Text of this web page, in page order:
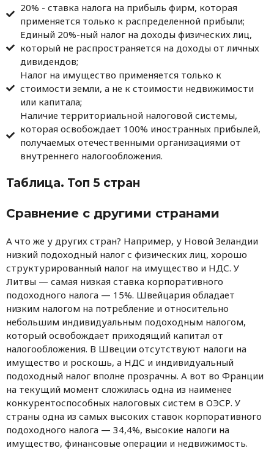
20% - ставка налога на прибыль фирм, которая
применяется только к распределенной прибыли;
Единый 20%-ный налог на доходы физических лиц,
который не распространяется на доходы от личных
дивидендов;
Налог на имущество применяется только к
стоимости земли, а не к стоимости недвижимости
или капитала;
Наличие территориальной налоговой системы,
которая освобождает 100% иностранных прибылей,
получаемых отечественными организациями от
внутреннего налогообложения.
Таблица. Топ 5 стран
Сравнение с другими странами
А что же у других стран? Например, у Новой Зеландии
низкий подоходный налог с физических лиц, хорошо
структурированный налог на имущество и НДС. У
Литвы — самая низкая ставка корпоративного
подоходного налога — 15%. Швейцария обладает
низким налогом на потребление и относительно
небольшим индивидуальным подоходным налогом,
который освобождает приходящий капитал от
налогообложения. В Швеции отсутствуют налоги на
имущество и роскошь, а НДС и индивидуальный
подоходный налог вполне прозрачны. А вот во Франции
на текущий момент сложилась одна из наименее
конкурентоспособных налоговых систем в ОЭСР. У
страны одна из самых высоких ставок корпоративного
подоходного налога — 34,4%, высокие налоги на
имущество, финансовые операции и недвижимость.